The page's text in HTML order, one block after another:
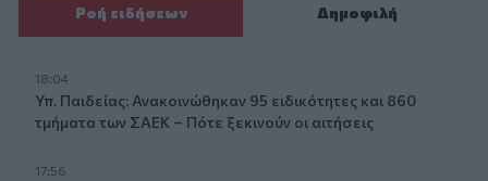
Ροή ειδήσεων Δημοφιλή
18:04
Υπ. Παιδείας: Ανακοινώθηκαν 95 ειδικότητες και 860
τμήματα των ΣΑΕΚ – Πότε ξεκινούν οι αιτήσεις
17:56